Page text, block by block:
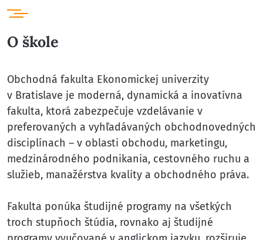
O škole
Obchodná fakulta Ekonomickej univerzity
v Bratislave je moderná, dynamická a inovatívna
fakulta, ktorá zabezpečuje vzdelávanie v
preferovaných a vyhľadávaných obchodnovedných
disciplínach – v oblasti obchodu, marketingu,
medzinárodného podnikania, cestovného ruchu a
služieb, manažérstva kvality a obchodného práva.
Fakulta ponúka študijné programy na všetkých
troch stupňoch štúdia, rovnako aj študijné